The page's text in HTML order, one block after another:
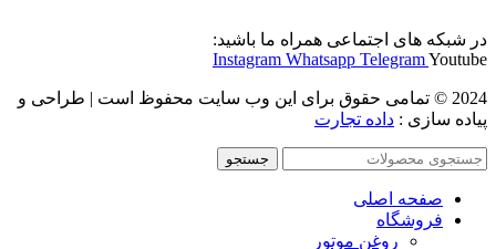
در شبکه های اجتماعی همراه ما باشید:
Instagram Whatsapp TelegramYoutube
2024 © تمامی حقوق برای این وب سایت محفوظ است | طراحی و
پیاده سازی : داده تجارت
جستجو
صفحه اصلی
فروشگاه
روغن موتور